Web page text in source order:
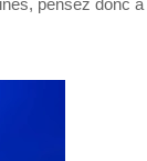
pensez donc à